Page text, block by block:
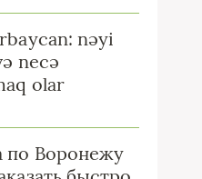
nəyi
necə
olar
по Воронежу